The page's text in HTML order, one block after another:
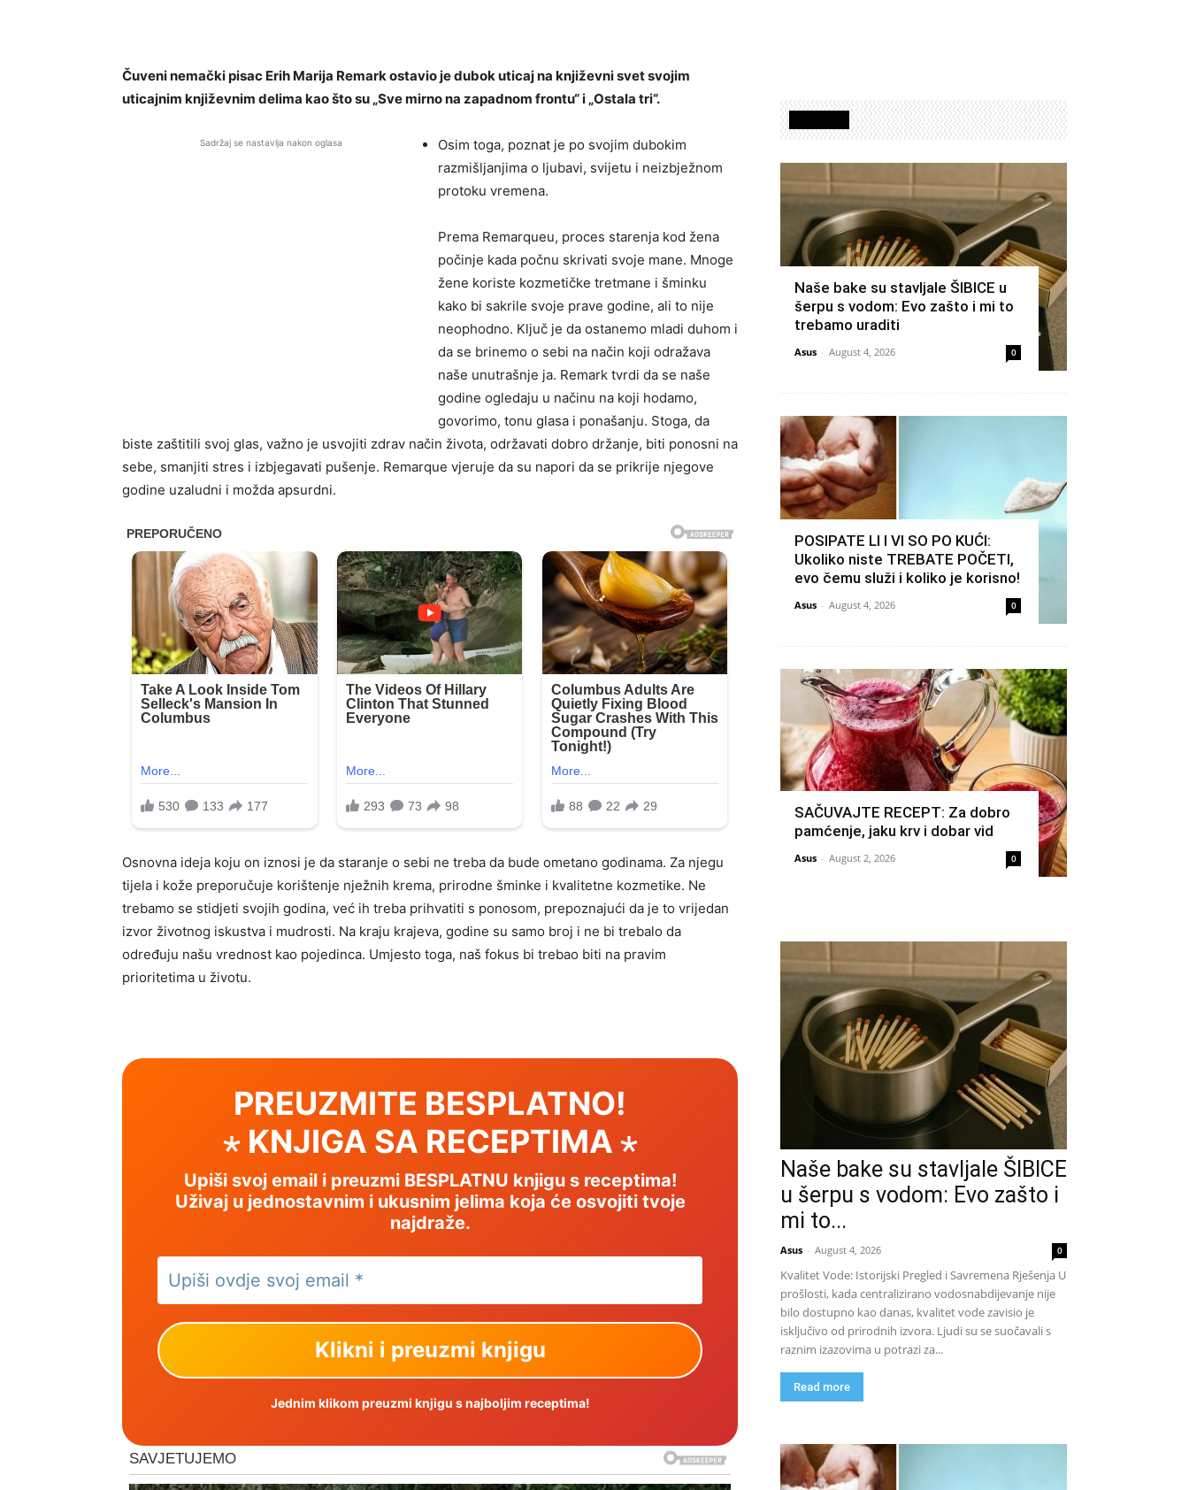
Čuveni nemački pisac Erih Marija Remark ostavio je dubok uticaj na književni svet svojim
uticajnim književnim delima kao što su „Sve mirno na zapadnom frontu“ i „Ostala tri“.
Sadržaj se nastavlja nakon oglasa
Osim toga, poznat je po svojim dubokim
razmišljanjima o ljubavi, svijetu i neizbježnom
protoku vremena.
Prema Remarqueu, proces starenja kod žena
počinje kada počnu skrivati ​​svoje mane. Mnoge
žene koriste kozmetičke tretmane i šminku
kako bi sakrile svoje prave godine, ali to nije
neophodno. Ključ je da ostanemo mladi duhom i
da se brinemo o sebi na način koji odražava
naše unutrašnje ja. Remark tvrdi da se naše
godine ogledaju u načinu na koji hodamo,
govorimo, tonu glasa i ponašanju. Stoga, da
biste zaštitili svoj glas, važno je usvojiti zdrav način života, održavati dobro držanje, biti ponosni na
sebe, smanjiti stres i izbjegavati pušenje. Remarque vjeruje da su napori da se prikrije njegove
godine uzaludni i možda apsurdni.
Osnovna ideja koju on iznosi je da staranje o sebi ne treba da bude ometano godinama. Za njegu
tijela i kože preporučuje korištenje nježnih krema, prirodne šminke i kvalitetne kozmetike. Ne
trebamo se stidjeti svojih godina, već ih treba prihvatiti s ponosom, prepoznajući da je to vrijedan
izvor životnog iskustva i mudrosti. Na kraju krajeva, godine su samo broj i ne bi trebalo da
određuju našu vrednost kao pojedinca. Umjesto toga, naš fokus bi trebao biti na pravim
prioritetima u životu.
PREUZMITE BESPLATNO!
⋆ KNJIGA SA RECEPTIMA ⋆
Upiši svoj email i preuzmi BESPLATNU knjigu s receptima!
Uživaj u jednostavnim i ukusnim jelima koja će osvojiti tvoje
najdraže.
Jednim klikom preuzmi knjigu s najboljim receptima!
Naše bake su stavljale ŠIBICE u
šerpu s vodom: Evo zašto i mi to
trebamo uraditi
Asus - August 4, 2026 0
POSIPATE LI I VI SO PO KUĆI:
Ukoliko niste TREBATE POČETI,
evo čemu služi i koliko je korisno!
Asus - August 4, 2026 0
SAČUVAJTE RECEPT: Za dobro
pamćenje, jaku krv i dobar vid
Asus - August 2, 2026 0
Naše bake su stavljale ŠIBICE
u šerpu s vodom: Evo zašto i
mi to...
Asus - August 4, 2026 0
Kvalitet Vode: Istorijski Pregled i Savremena Rješenja U
prošlosti, kada centralizirano vodosnabdijevanje nije
bilo dostupno kao danas, kvalitet vode zavisio je
isključivo od prirodnih izvora. Ljudi su se suočavali s
raznim izazovima u potrazi za...
Read more